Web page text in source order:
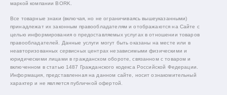
маркой компании BORK.
Все товарные знаки (включая, но не ограничиваясь вышеуказанными)
принадлежат их законным правообладателям и отображаются на Сайте с
целью информирования о предоставляемых услугах в отношении товаров
правообладателей. Данные услуги могут быть оказаны на месте или в
неавторизованных сервисных центрах независимыми физическими и
юридическими лицами в гражданском обороте, связанном с товаром и
включенном в статью 1487 Гражданского кодекса Российской Федерации.
Информация, представленная на данном сайте, носит ознакомительный
характер и не является публичной офертой.